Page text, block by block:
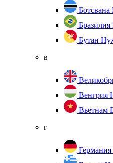
Ботсвана
Бразилия
Бутан
в
Венгрия
Вьетнам
г
Германия